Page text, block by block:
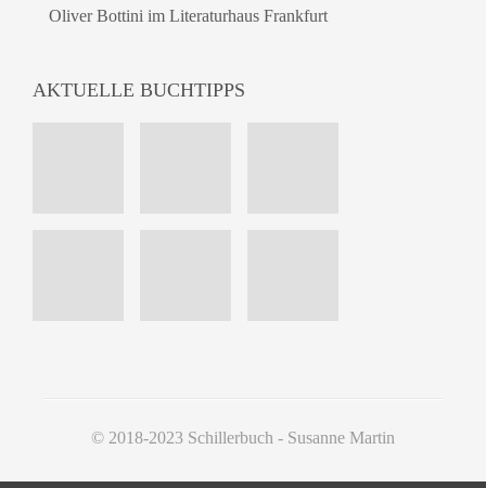
Oliver Bottini im Literaturhaus Frankfurt
AKTUELLE BUCHTIPPS
© 2018-2023 Schillerbuch - Susanne Martin